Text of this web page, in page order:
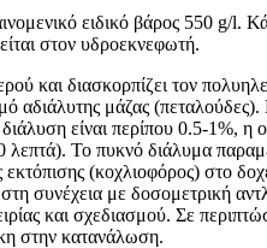
ειδικό βάρος 550 g/l.
στον υδροεκνεφωτή.
και διασκορπίζει τον
αδιάλυτης μάζας (πεταλούδες).
είναι περίπου 0.5-1%, η
λεπτά). Το πυκνό διάλυμα
εκτόπισης (κοχλιοφόρος) στο
συνέχεια με δοσομετρική
και σχεδιασμού. Σε
στην κατανάλωση.